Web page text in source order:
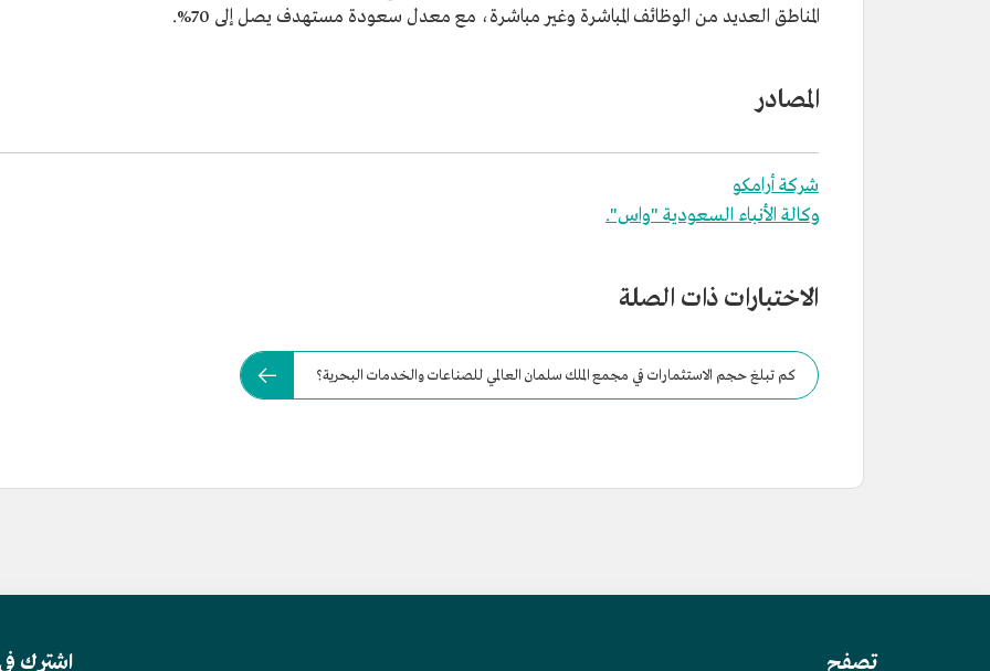
المناطق العديد من الوظائف المباشرة وغير مباشرة، مع معدل سعودة مستهدف يصل إلى 70%.
المصادر
شركة أرامكو
وكالة الأنباء السعودية "واس".
الاختبارات ذات الصلة
كم تبلغ حجم الاستثمارات في مجمع الملك سلمان العالمي للصناعات والخدمات البحرية؟
تصفح اشترك